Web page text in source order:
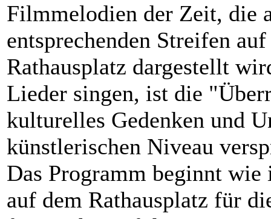
Filmmelodien der Zeit, die
entsprechenden Streifen
Rathausplatz dargestellt
Lieder singen, ist die
kulturelles Gedenken und
künstlerischen Niveau
Das Programm beginnt
auf dem Rathausplatz für